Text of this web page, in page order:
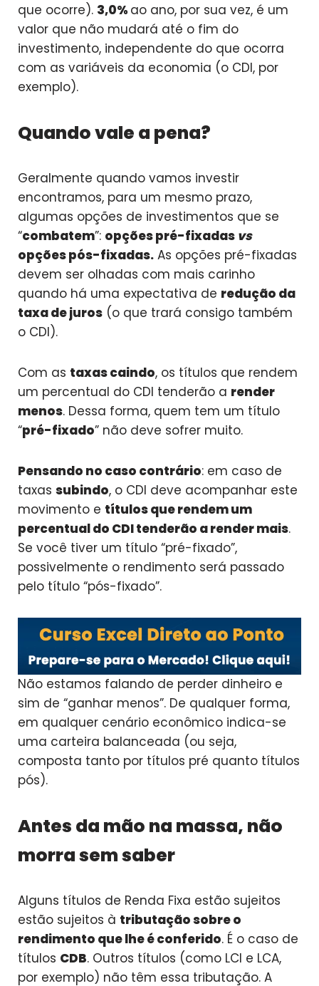
que ocorre). 3,0% ao ano, por sua vez, é um
valor que não mudará até o fim do
investimento, independente do que ocorra
com as variáveis da economia (o CDI, por
exemplo).
Quando vale a pena?
Geralmente quando vamos investir
encontramos, para um mesmo prazo,
algumas opções de investimentos que se
“combatem”: opções pré-fixadas vs
opções pós-fixadas. As opções pré-fixadas
devem ser olhadas com mais carinho
quando há uma expectativa de redução da
taxa de juros (o que trará consigo também
o CDI).
Com as taxas caindo, os títulos que rendem
um percentual do CDI tenderão a render
menos. Dessa forma, quem tem um título
“pré-fixado” não deve sofrer muito.
Pensando no caso contrário: em caso de
taxas subindo, o CDI deve acompanhar este
movimento e títulos que rendem um
percentual do CDI tenderão a render mais.
Se você tiver um título “pré-fixado”,
possivelmente o rendimento será passado
pelo título “pós-fixado”.
Não estamos falando de perder dinheiro e
sim de “ganhar menos”. De qualquer forma,
em qualquer cenário econômico indica-se
uma carteira balanceada (ou seja,
composta tanto por títulos pré quanto títulos
pós).
Antes da mão na massa, não
morra sem saber
Alguns títulos de Renda Fixa estão sujeitos
estão sujeitos à tributação sobre o
rendimento que lhe é conferido. É o caso de
títulos CDB. Outros títulos (como LCI e LCA,
por exemplo) não têm essa tributação. A